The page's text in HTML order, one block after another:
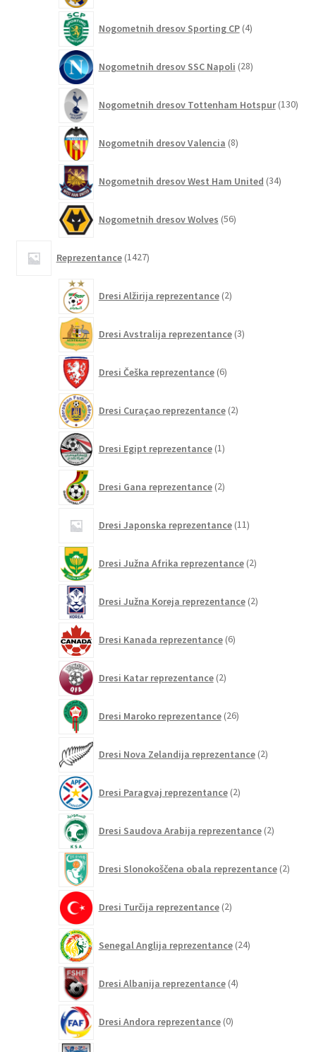
Nogometnih dresov Sporting CP 4izdelki
Nogometnih dresov SSC Napoli 28izdelkov
Nogometnih dresov Tottenham Hotspur 130
Nogometnih dresov Valencia 8izdelkov
Nogometnih dresov West Ham United 34izdelkov
Nogometnih dresov Wolves 56izdelkov
Reprezentance 1427izdelkov
Dresi Alžirija reprezentance 2izdelka
Dresi Avstralija reprezentance 3izdelki
Dresi Češka reprezentance 6izdelkov
Dresi Curaçao reprezentance 2izdelka
Dresi Egipt reprezentance 1izdelek
Dresi Gana reprezentance 2izdelka
Dresi Japonska reprezentance 11izdelkov
Dresi Južna Afrika reprezentance 2izdelka
Dresi Južna Koreja reprezentance 2izdelka
Dresi Kanada reprezentance 6izdelkov
Dresi Katar reprezentance 2izdelka
Dresi Maroko reprezentance 26izdelkov
Dresi Nova Zelandija reprezentance 2izdelka
Dresi Paragvaj reprezentance 2izdelka
Dresi Saudova Arabija reprezentance 2izdelka
Dresi Slonokoščena obala reprezentance 2izdelka
Dresi Turčija reprezentance 2izdelka
Senegal Anglija reprezentance 24izdelkov
Dresi Albanija reprezentance 4izdelki
Dresi Andora reprezentance 0izdelkov